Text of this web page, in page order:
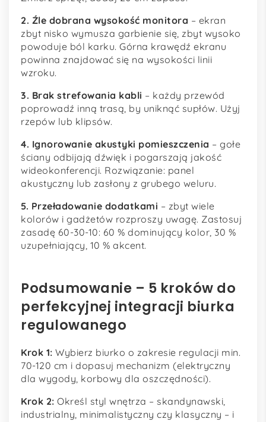
2. Źle dobrana wysokość monitora – ekran
zbyt nisko wymusza garbienie się, zbyt wysoko
powoduje ból karku. Górna krawędź ekranu
powinna znajdować się na wysokości linii
wzroku.
3. Brak strefowania kabli – każdy przewód
poprowadź inną trasą, by uniknąć supłów. Użyj
rzepów lub klipsów.
4. Ignorowanie akustyki pomieszczenia – gołe
ściany odbijają dźwięk i pogarszają jakość
wideokonferencji. Rozwiązanie: panel
akustyczny lub zasłony z grubego weluru.
5. Przeładowanie dodatkami – zbyt wiele
kolorów i gadżetów rozproszy uwagę. Zastosuj
zasadę 60-30-10: 60 % dominujący kolor, 30 %
uzupełniający, 10 % akcent.
Podsumowanie – 5 kroków do
perfekcyjnej integracji biurka
regulowanego
Krok 1: Wybierz biurko o zakresie regulacji min.
70-120 cm i dopasuj mechanizm (elektryczny
dla wygody, korbowy dla oszczędności).
Krok 2: Określ styl wnętrza – skandynawski,
industrialny, minimalistyczny czy klasyczny – i